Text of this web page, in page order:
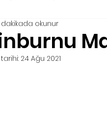
dakikada okunur
24 Ağu 2021